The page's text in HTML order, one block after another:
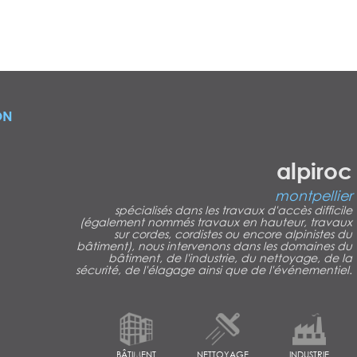
alpiroc
montpellier
spécialisés dans les travaux d'accès difficile
(également nommés travaux en hauteur, travaux
sur cordes, cordistes ou encore alpinistes du
bâtiment), nous intervenons dans les domaines du
bâtiment, de l'industrie, du nettoyage, de la
sécurité, de l'élagage ainsi que de l'événementiel.